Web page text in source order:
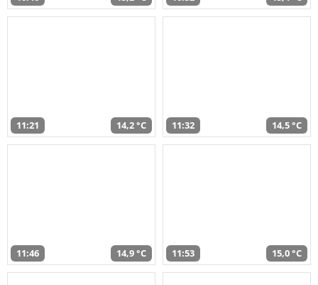
11:21 14,2 °C 11:32 14,5 °C
11:46 14,9 °C 11:53 15,0 °C